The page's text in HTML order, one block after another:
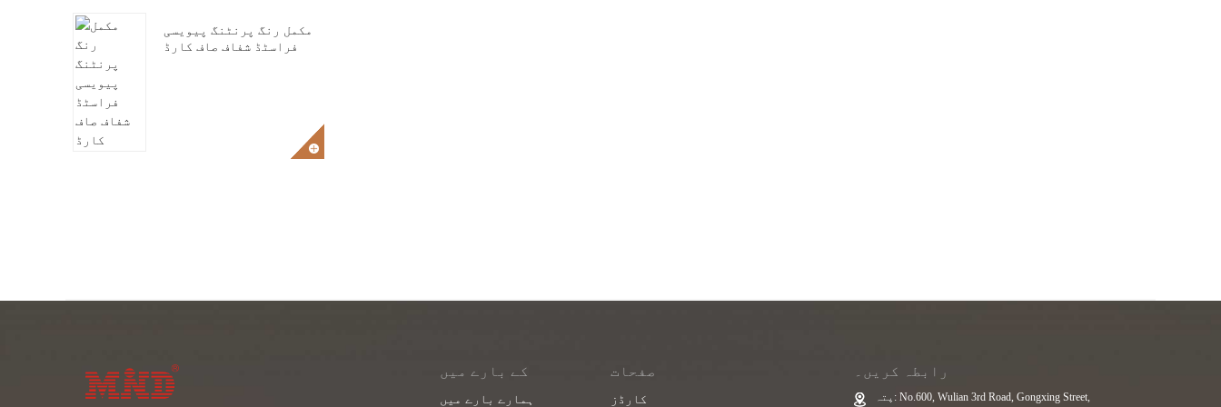
مکمل رنگ پرنٹنگ پیویسی
فراسٹڈ شفاف صاف کارڈ
کے بارے میں
ہمارے بارے میں
صفحات
کارڈز
رابطہ کریں۔
پتہ: No.600, Wulian 3rd Road, Gongxing Street,